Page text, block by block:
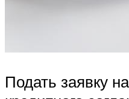
Подать заявку